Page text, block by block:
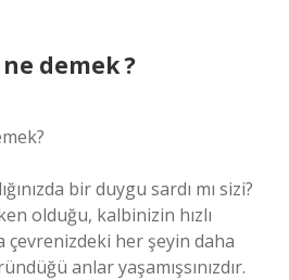
demek ?
bir duygu sardı mı sizi?
olduğu, kalbinizin hızlı
çevrenizdeki her şeyin daha
anlar yaşamışsınızdır.